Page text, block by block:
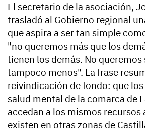
El secretario de la asociación,
trasladó al Gobierno regional
que aspira a ser tan simple
"no queremos más que los
tienen los demás. No queremos
tampoco menos". La frase
reivindicación de fondo: que
salud mental de la comarca de
accedan a los mismos recursos
existen en otras zonas de